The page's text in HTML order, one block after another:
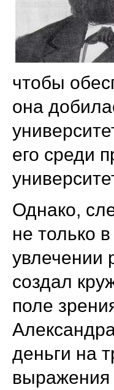
чтобы
она
его среди
Однако,
не только
увлечении
создал
поле
деньги на
выражения